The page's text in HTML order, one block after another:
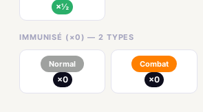
×½
IMMUNISÉ (×0) — 2 TYPES
Normal
×0
Combat
×0